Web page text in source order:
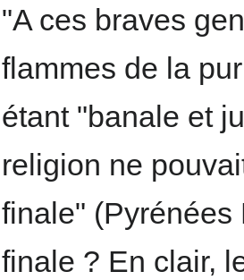
"A ces braves
flammes de la
étant "banale et
religion ne
finale" (Pyrénées
finale ? En clair,